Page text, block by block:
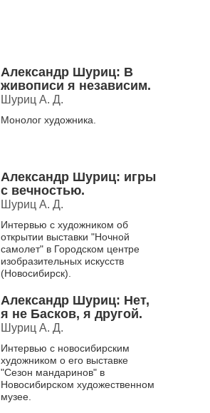
Александр Шуриц: В
живописи я независим.
Шуриц А. Д.
Монолог художника.
Александр Шуриц: игры
с вечностью.
Шуриц А. Д.
Интервью с художником об
открытии выставки "Ночной
самолет" в Городском центре
изобразительных искусств
(Новосибирск).
Александр Шуриц: Нет,
я не Басков, я другой.
Шуриц А. Д.
Интервью с новосибирским
художником о его выставке
"Сезон мандаринов" в
Новосибирском художественном
музее.